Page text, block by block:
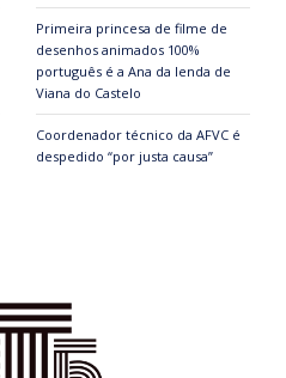
Primeira princesa de filme de
desenhos animados 100%
português é a Ana da lenda de
Viana do Castelo
Coordenador técnico da AFVC é
despedido “por justa causa”